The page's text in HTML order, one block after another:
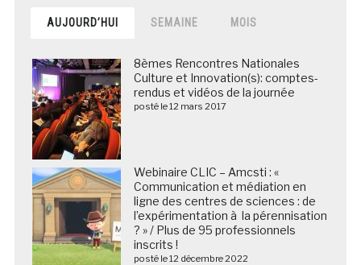
AUJOURD’HUI SEMAINE MOIS
8èmes Rencontres Nationales
Culture et Innovation(s): comptes-
rendus et vidéos de la journée
posté le 12 mars 2017
Webinaire CLIC – Amcsti : «
Communication et médiation en
ligne des centres de sciences : de
l’expérimentation à la pérennisation
? » / Plus de 95 professionnels
inscrits !
posté le 12 décembre 2022